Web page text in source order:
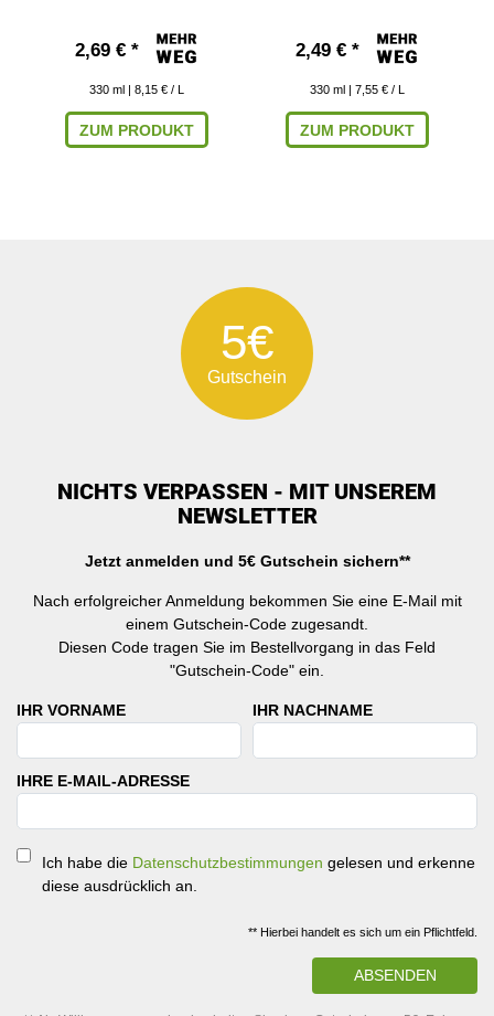
2,69 € *
330 ml | 8,15 € / L
ZUM PRODUKT
2,49 € *
330 ml | 7,55 € / L
ZUM PRODUKT
5€
Gutschein
NICHTS VERPASSEN - MIT UNSEREM
NEWSLETTER
Jetzt anmelden und 5€ Gutschein sichern**
Nach erfolgreicher Anmeldung bekommen Sie eine E-Mail mit
einem Gutschein-Code zugesandt.
Diesen Code tragen Sie im Bestellvorgang in das Feld
"Gutschein-Code" ein.
IHR VORNAME IHR NACHNAME
IHRE E-MAIL-ADRESSE
Ich habe die Datenschutzbestimmungen gelesen und erkenne
diese ausdrücklich an.
** Hierbei handelt es sich um ein Pflichtfeld.
ABSENDEN